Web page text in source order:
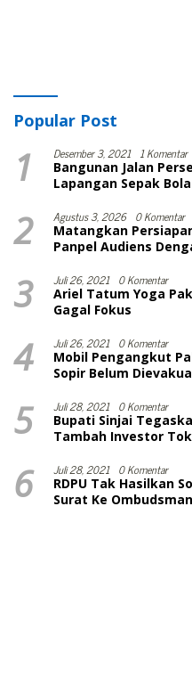
Popular Post
1 Desember 3, 2021 1 Komentar
Bangunan Jalan
Lapangan Sepak
2 Agustus 3, 2026 0 Komentar
Matangkan Persiapan
Panpel Audiens
3 Juli 26, 2021 0 Komentar
Ariel Tatum Yoga
Gagal Fokus
4 Juli 26, 2021 0 Komentar
Mobil Pengangkut Pakan di Bone Jatuh Ke Jurang,
Sopir Belum
5 Juli 28, 2021 0 Komentar
Bupati Sinjai
Tambah Investor
6 Juli 28, 2021 0 Komentar
RDPU Tak Hasilkan
Surat Ke Ombudsman